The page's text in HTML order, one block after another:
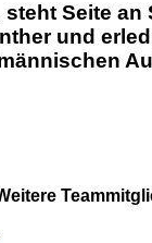
steht Seite an
und